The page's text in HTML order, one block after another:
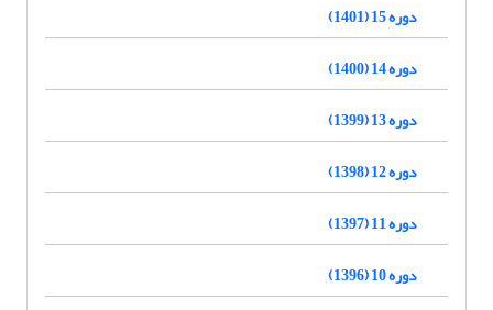
دوره 15 (1401)
دوره 14 (1400)
دوره 13 (1399)
دوره 12 (1398)
دوره 11 (1397)
دوره 10 (1396)